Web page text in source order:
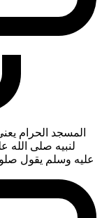
المسجد الحرام
لنبيه صلى الله
عليه وسلم يقول